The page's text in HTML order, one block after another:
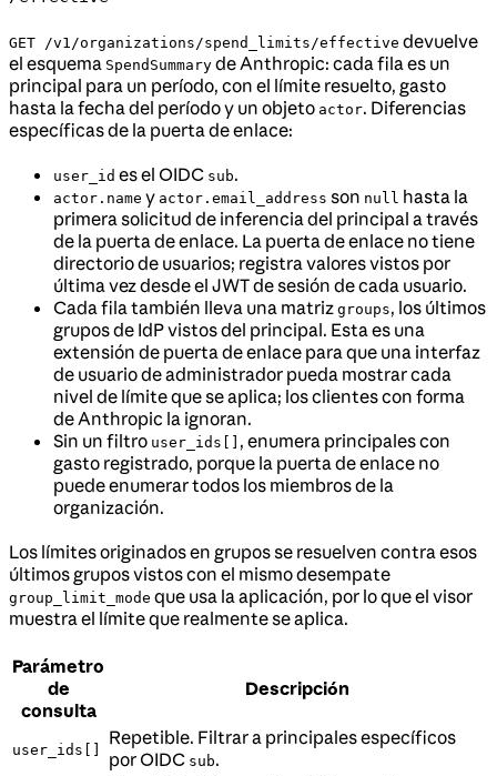
GET /v1/organizations/spend_limits/effective devuelve
el esquema SpendSummary de Anthropic: cada fila es un
principal para un período, con el límite resuelto, gasto
hasta la fecha del período y un objeto actor. Diferencias
específicas de la puerta de enlace:
user_id es el OIDC sub.
actor.name y actor.email_address son null hasta la
primera solicitud de inferencia del principal a través
de la puerta de enlace. La puerta de enlace no tiene
directorio de usuarios; registra valores vistos por
última vez desde el JWT de sesión de cada usuario.
Cada fila también lleva una matriz groups, los últimos
grupos de IdP vistos del principal. Esta es una
extensión de puerta de enlace para que una interfaz
de usuario de administrador pueda mostrar cada
nivel de límite que se aplica; los clientes con forma
de Anthropic la ignoran.
Sin un filtro user_ids[] , enumera principales con
gasto registrado, porque la puerta de enlace no
puede enumerar todos los miembros de la
organización.
Los límites originados en grupos se resuelven contra esos
últimos grupos vistos con el mismo desempate
group_limit_mode que usa la aplicación, por lo que el visor
muestra el límite que realmente se aplica.
Parámetro
de
consulta
Descripción
user_ids[]
Repetible. Filtrar a principales específicos
por OIDC sub.